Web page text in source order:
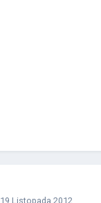
19 Listopada 2012